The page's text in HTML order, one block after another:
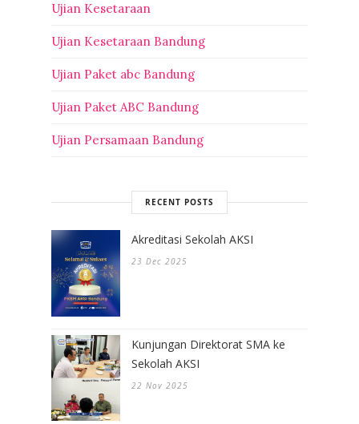
Ujian Kesetaraan
Ujian Kesetaraan Bandung
Ujian Paket abc Bandung
Ujian Paket ABC Bandung
Ujian Persamaan Bandung
RECENT POSTS
Akreditasi Sekolah AKSI
23 Dec 2025
Kunjungan Direktorat SMA ke
Sekolah AKSI
22 Nov 2025